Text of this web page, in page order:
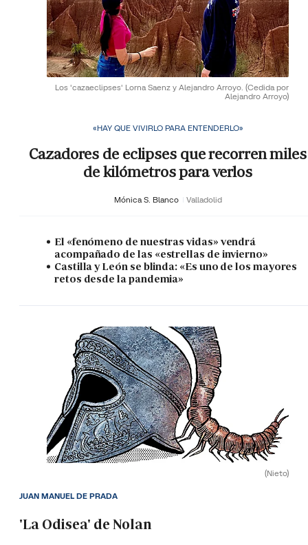
Los 'cazaeclipses' Lorna Saenz y Alejandro Arroyo. (Cedida por
Alejandro Arroyo)
«HAY QUE VIVIRLO PARA ENTENDERLO»
Cazadores de eclipses que recorren miles
de kilómetros para verlos
Mónica S. Blanco Valladolid
El «fenómeno de nuestras vidas» vendrá
acompañado de las «estrellas de invierno»
Castilla y León se blinda: «Es uno de los mayores
retos desde la pandemia»
(Nieto)
'La Odisea' de Nolan
JUAN MANUEL DE PRADA